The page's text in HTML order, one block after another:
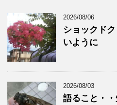
2026/08/06
ショックド
いように
2026/08/03
語ること・